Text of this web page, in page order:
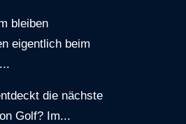
bleiben
eigentlich beim
die nächste
Golf? Im...